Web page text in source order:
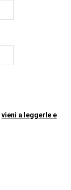
vieni a leggerle e